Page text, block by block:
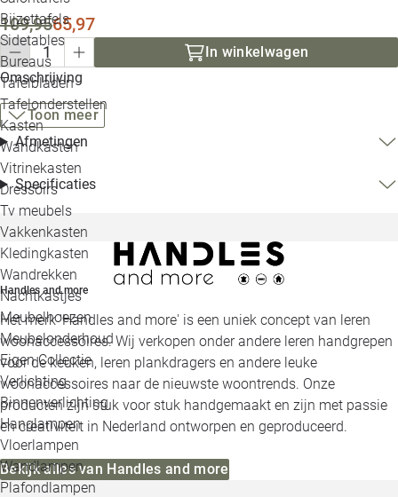
Bijzettafels
Sidetables
Bureaus
Tafelbladen
Tafelonderstellen
Kasten
Wandkasten
Vitrinekasten
Dressoirs
Tv meubels
Vakkenkasten
Kledingkasten
Wandrekken
Nachtkastjes
Meubelhoezen
Meubelonderhoud
Eigen Collectie
Verlichting
Binnenverlichting
Hanglampen
Vloerlampen
Wandlampen
Plafondlampen
109,9565,97
In winkelwagen
Omschrijving
Toon meer
Afmetingen
Specificaties
Handles and more
Het merk 'Handles and more' is een uniek concept van leren
woonaccessoires. Wij verkopen onder andere leren handgrepen
voor de keuken, leren plankdragers en andere leuke
woonaccessoires naar de nieuwste woontrends. Onze
producten zijn stuk voor stuk handgemaakt en zijn met passie
en creativiteit in Nederland ontworpen en geproduceerd.
Bekijk alles van Handles and more